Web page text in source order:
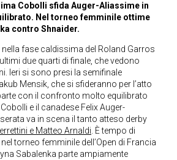
Cobolli sfida Auger-Aliassime in
Nel torneo femminile ottime
contro Shnaider.
fase caldissima del Roland Garros
due quarti di finale, che vedono
Ieri si sono presi la semifinale
Mensik, che si sfideranno per l’atto
con il confronto molto equilibrato
e il canadese Felix Auger-
va in scena il tanto atteso derby
e Matteo Arnaldi. È tempo di
torneo femminile dell’Open di Francia
Sabalenka parte ampiamente